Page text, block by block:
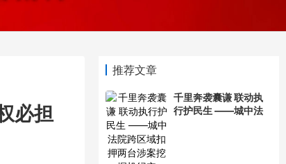
推荐文章
千里奔袭囊谦 联动执
行护民生 ——城中法
必担